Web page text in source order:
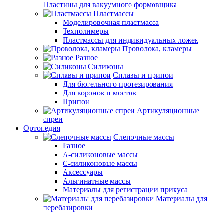
Пластины для вакуумного формовщика
Пластмассы
Моделировочная пластмасса
Техполимеры
Пластмассы для индивидуальных ложек
Проволока, кламеры
Разное
Силиконы
Сплавы и припои
Для бюгельного протезирования
Для коронок и мостов
Припои
Артикуляционные
спреи
Ортопедия
Слепочные массы
Разное
А-силиконовые массы
С-силиконовые массы
Аксессуары
Альгинатные массы
Материалы для регистрации прикуса
Материалы для
перебазировки